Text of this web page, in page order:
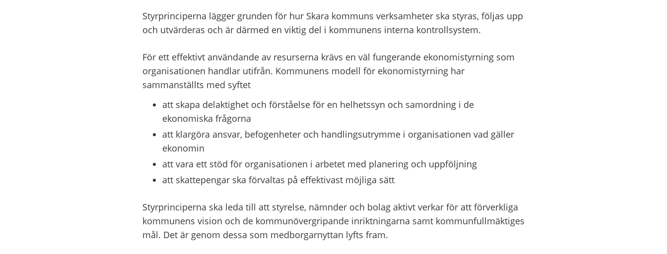
Styrprinciperna lägger grunden för hur Skara kommuns verksamheter ska styras, följas upp
och utvärderas och är därmed en viktig del i kommunens interna kontrollsystem.
För ett effektivt användande av resurserna krävs en väl fungerande ekonomistyrning som
organisationen handlar utifrån. Kommunens modell för ekonomistyrning har
sammanställts med syftet
att skapa delaktighet och förståelse för en helhetssyn och samordning i de
ekonomiska frågorna
att klargöra ansvar, befogenheter och handlingsutrymme i organisationen vad gäller
ekonomin
att vara ett stöd för organisationen i arbetet med planering och uppföljning
att skattepengar ska förvaltas på effektivast möjliga sätt
Styrprinciperna ska leda till att styrelse, nämnder och bolag aktivt verkar för att förverkliga
kommunens vision och de kommunövergripande inriktningarna samt kommunfullmäktiges
mål. Det är genom dessa som medborgarnyttan lyfts fram.